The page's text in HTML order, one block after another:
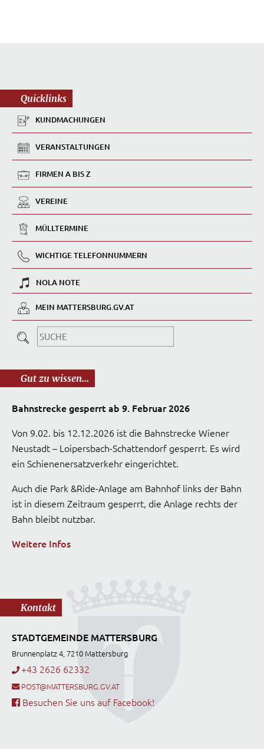
Quicklinks
KUNDMACHUNGEN
VERANSTALTUNGEN
FIRMEN A BIS Z
VEREINE
MÜLLTERMINE
WICHTIGE TELEFONNUMMERN
NOLA NOTE
MEIN MATTERSBURG.GV.AT
Gut zu wissen...
Bahnstrecke gesperrt ab 9. Februar 2026
Von 9.02. bis 12.12.2026 ist die Bahnstrecke Wiener
Neustadt – Loipersbach-Schattendorf gesperrt. Es wird
ein Schienenersatzverkehr eingerichtet.
Auch die Park &Ride-Anlage am Bahnhof links der Bahn
ist in diesem Zeitraum gesperrt, die Anlage rechts der
Bahn bleibt nutzbar.
Weitere Infos
Kontakt
STADTGEMEINDE MATTERSBURG
Brunnenplatz 4, 7210 Mattersburg
+43 2626 62332
POST@MATTERSBURG.GV.AT
Besuchen Sie uns auf Facebook!